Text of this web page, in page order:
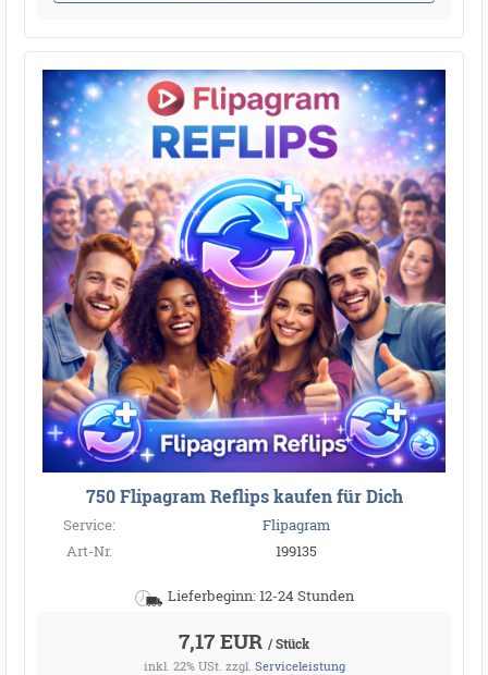
750 Flipagram Reflips kaufen für Dich
Service:
Flipagram
Art-Nr.
199135
Lieferbeginn: 12-24 Stunden
7,17 EUR / Stück
inkl. 22% USt. zzgl. Serviceleistung